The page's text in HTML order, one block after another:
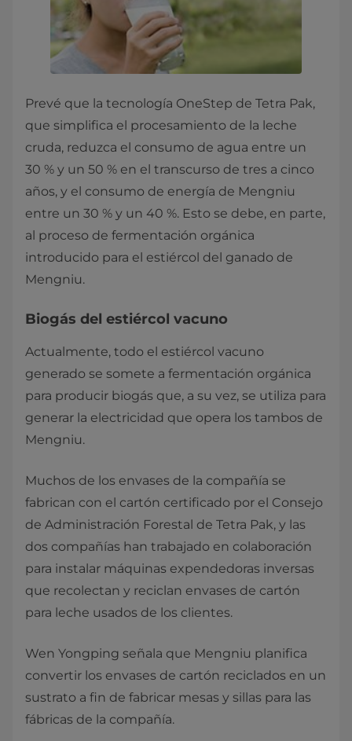
Prevé que la tecnología OneStep de Tetra Pak,
que simplifica el procesamiento de la leche
cruda, reduzca el consumo de agua entre un
30 % y un 50 % en el transcurso de tres a cinco
años, y el consumo de energía de Mengniu
entre un 30 % y un 40 %. Esto se debe, en parte,
al proceso de fermentación orgánica
introducido para el estiércol del ganado de
Mengniu.
Biogás del estiércol vacuno
Actualmente, todo el estiércol vacuno
generado se somete a fermentación orgánica
para producir biogás que, a su vez, se utiliza para
generar la electricidad que opera los tambos de
Mengniu.
Muchos de los envases de la compañía se
fabrican con el cartón certificado por el Consejo
de Administración Forestal de Tetra Pak, y las
dos compañías han trabajado en colaboración
para instalar máquinas expendedoras inversas
que recolectan y reciclan envases de cartón
para leche usados de los clientes.
Wen Yongping señala que Mengniu planifica
convertir los envases de cartón reciclados en un
sustrato a fin de fabricar mesas y sillas para las
fábricas de la compañía.